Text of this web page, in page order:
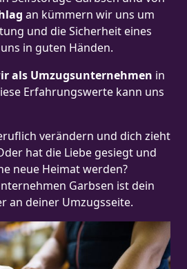
an kümmern wir uns um
und die Sicherheit eines
in guten Händen.
als Umzugsunternehmen in
Erfahrungswerte kann uns
verändern und dich zieht
hat die Liebe gesiegt und
neue Heimat werden?
Garbsen ist dein
an deiner Umzugsseite.